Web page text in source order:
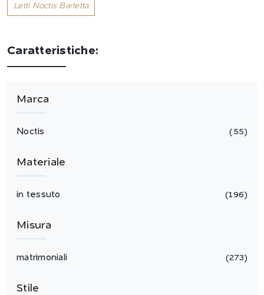
Letti Noctis Barletta
Caratteristiche:
Marca
Noctis 55
Materiale
in tessuto 196
Misura
matrimoniali 273
Stile